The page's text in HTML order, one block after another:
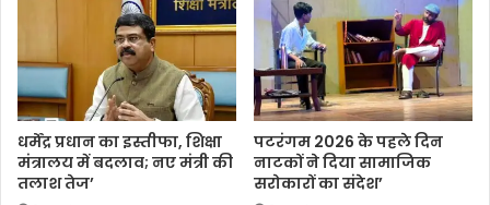
धर्मेंद्र प्रधान का इस्तीफा, शिक्षा
मंत्रालय में बदलाव; नए मंत्री की
तलाश तेज’
पटरंगम 2026 के पहले दिन
नाटकों ने दिया सामाजिक
सरोकारों का संदेश’